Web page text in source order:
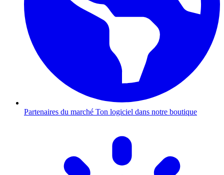
Partenaires du marché Ton logiciel dans notre boutique